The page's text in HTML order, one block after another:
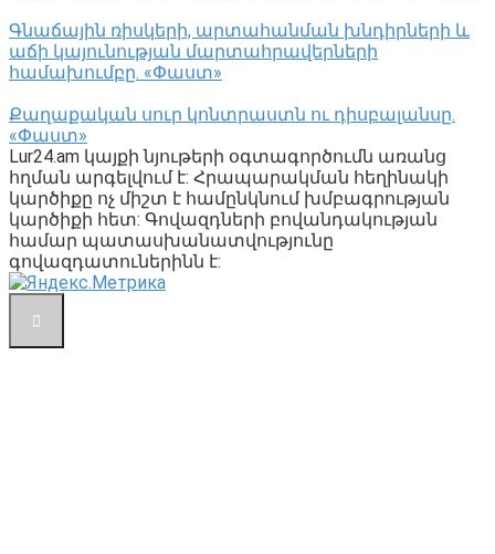
Գնաճային ռիսկերի, արտահանման խնդիրների և
աճի կայունության մարտահրավերների
համախումբը. «Փաստ»
Քաղաքական սուր կոնտրաստն ու դիսբալանսը.
«Փաստ»
Lur24.am կայքի նյութերի օգտագործումն առանց
հղման արգելվում է: Հրապարակման հեղինակի
կարծիքը ոչ միշտ է համընկնում խմբագրության
կարծիքի հետ: Գովազդների բովանդակության
համար պատասխանատվությունը
գովազդատուներինն է: